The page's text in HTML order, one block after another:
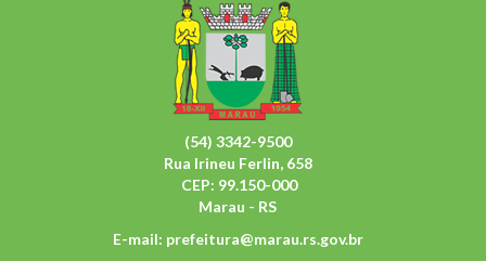
(54) 3342-9500
Rua Irineu Ferlin, 658
CEP: 99.150-000
Marau - RS
E-mail: prefeitura@marau.rs.gov.br